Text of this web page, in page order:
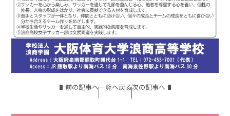
前の記事へ一覧へ戻る次の記事へ